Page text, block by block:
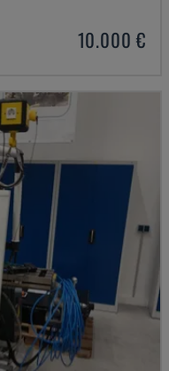
10.000 €